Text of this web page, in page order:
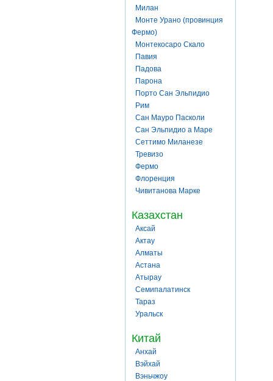
Милан
Монте Урано (провинция
Фермо)
Монтекосаро Скало
Павия
Падова
Парона
Порто Сан Эльпидио
Рим
Сан Мауро Пасколи
Сан Эльпидио а Маре
Сеттимо Миланезе
Тревизо
Фермо
Флоренция
Чивитанова Марке
Казахстан
Аксай
Актау
Алматы
Астана
Атырау
Семипалатинск
Тараз
Уральск
Китай
Анхай
Вэйхай
Вэньчжоу